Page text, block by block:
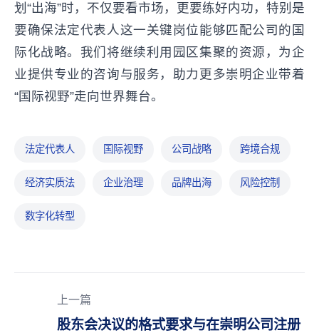
划“出海”时，不仅要看市场，更要练好内功，特别是
要确保法定代表人这一关键岗位能够匹配公司的国
际化战略。我们将继续利用园区集聚的资源，为企
业提供专业的咨询与服务，助力更多崇明企业带着
“国际视野”走向世界舞台。
法定代表人 国际视野 公司战略 跨境合规
经济实质法 企业治理 品牌出海 风险控制
数字化转型
上一篇
股东会决议的格式要求与在崇明公司注册